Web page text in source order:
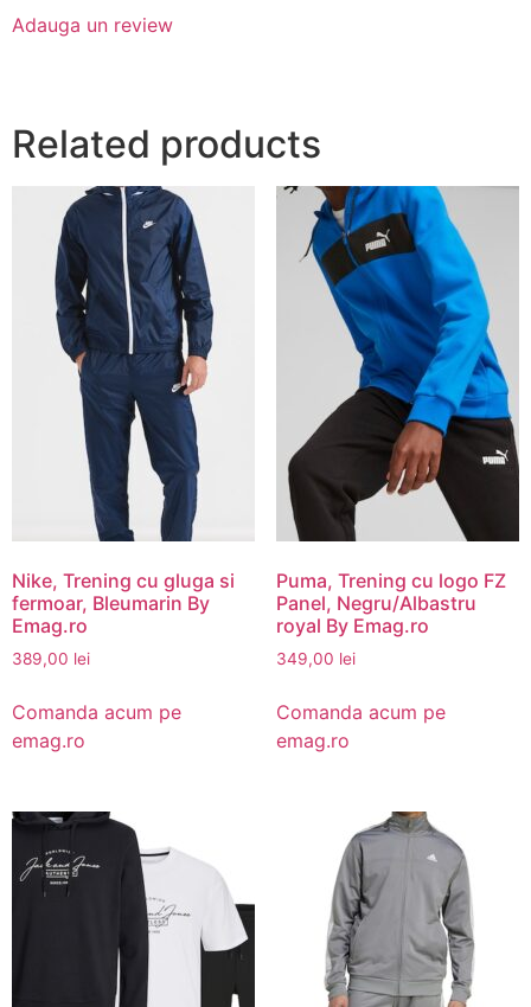
Adauga un review
Related products
Nike, Trening cu gluga si
fermoar, Bleumarin By
Emag.ro
389,00 lei
Comanda acum pe
emag.ro
Puma, Trening cu logo FZ
Panel, Negru/Albastru
royal By Emag.ro
349,00 lei
Comanda acum pe
emag.ro